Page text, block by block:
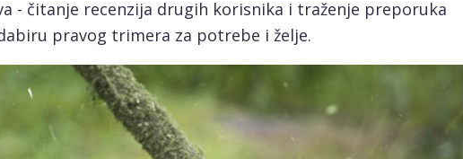
- čitanje recenzija drugih korisnika i traženje preporuka
pravog trimera za potrebe i želje.